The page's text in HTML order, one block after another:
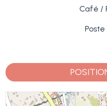
Café /